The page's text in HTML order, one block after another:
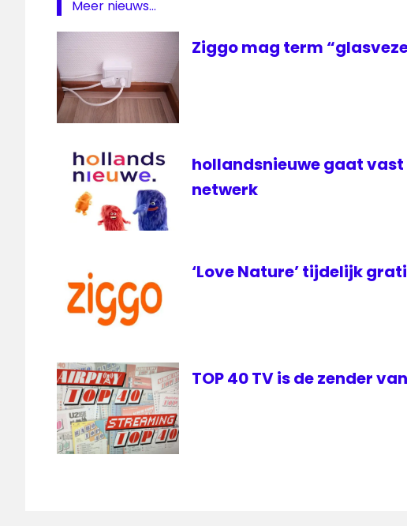
Meer nieuws...
Ziggo mag term
hollandsnieuwe gaat
netwerk
‘Love Nature’ tijdelijk
TOP 40 TV is de zender